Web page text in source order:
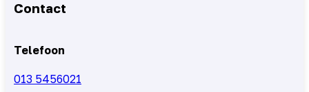
Contact
Telefoon
013 5456021